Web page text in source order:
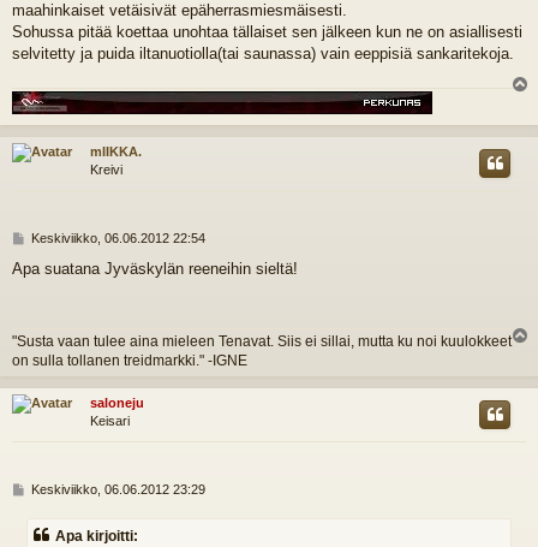
maahinkaiset vetäisivät epäherrasmiesmäisesti.
Sohussa pitää koettaa unohtaa tällaiset sen jälkeen kun ne on asiallisesti
selvitetty ja puida iltanuotiolla(tai saunassa) vain eeppisiä sankaritekoja.
ö
mIIKKA.
Kreivi
V
e
Keskiviikko, 06.06.2012 22:54
Apa suatana Jyväskylän reeneihin sieltä!
"Susta vaan tulee aina mieleen Tenavat. Siis ei sillai, mutta ku noi kuulokkeet
on sulla tollanen treidmarkki." -IGNE
s
saloneju
Keisari
V
e
Keskiviikko, 06.06.2012 23:29
Apa kirjoitti: